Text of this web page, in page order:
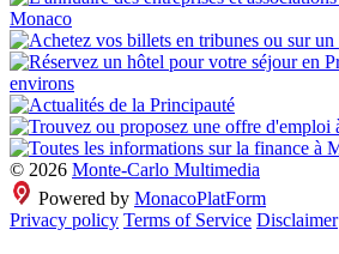
© 2026 Monte-Carlo Multimedia
Powered by MonacoPlatForm
Privacy policy Terms of Service Disclaimer